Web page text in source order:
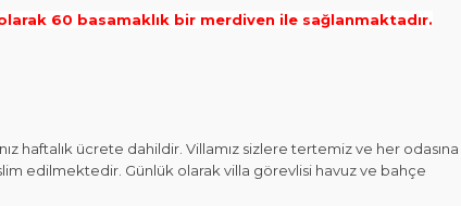
60 basamaklık bir merdiven ile sağlanmaktadır.
haftalık ücrete dahildir. Villamız sizlere tertemiz ve her odasına
edilmektedir. Günlük olarak villa görevlisi havuz ve bahçe